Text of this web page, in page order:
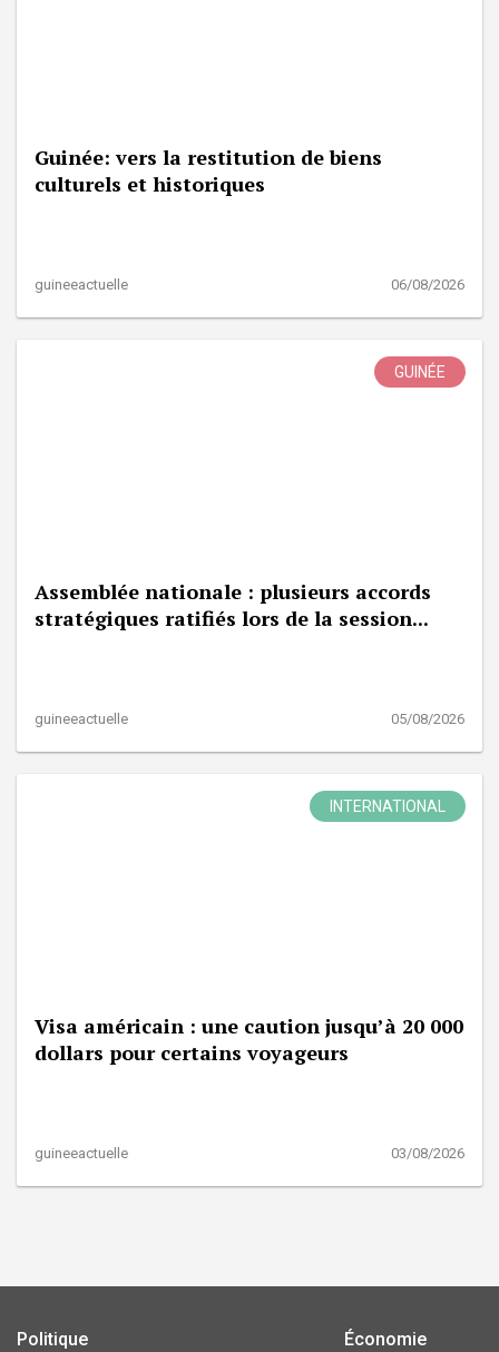
Guinée: vers la restitution de biens
culturels et historiques
guineeactuelle 06/08/2026
GUINÉE
Assemblée nationale : plusieurs accords
stratégiques ratifiés lors de la session...
guineeactuelle 05/08/2026
INTERNATIONAL
Visa américain : une caution jusqu’à 20 000
dollars pour certains voyageurs
guineeactuelle 03/08/2026
Politique Économie